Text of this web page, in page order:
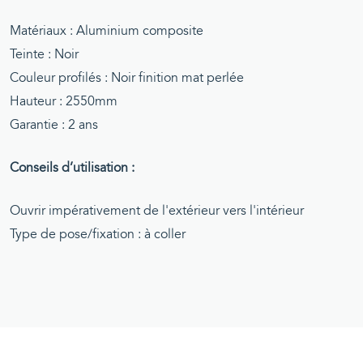
Matériaux : Aluminium composite
Teinte : Noir
Couleur profilés : Noir finition mat perlée
Hauteur : 2550mm
Garantie : 2 ans
Conseils d’utilisation :
Ouvrir impérativement de l'extérieur vers l'intérieur
Type de pose/fixation : à coller